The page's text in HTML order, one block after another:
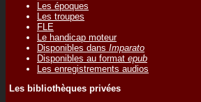
Les époques
Les troupes
FLE
Le handicap moteur
Disponibles dans Imparato
Disponibles au format epub
Les enregistrements audios
Les bibliothèques privées